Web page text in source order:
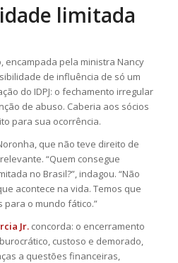
limitada
encampada pela ministra Nancy
de influência de só um
do IDPJ: o fechamento irregular
de abuso. Caberia aos sócios
para sua ocorrência.
que não teve direito de
“Quem consegue
no Brasil?”, indagou. “Não
acontece na vida. Temos que
o mundo fático.”
Jr.concorda: o encerramento
custoso e demorado,
a questões financeiras,